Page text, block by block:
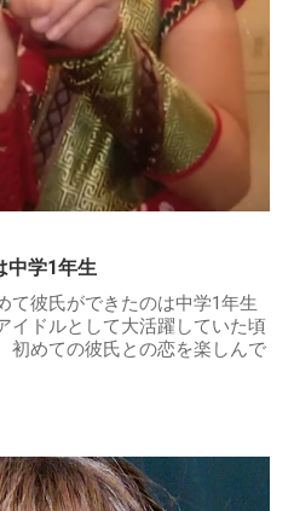
中学1年生
て彼氏ができたのは中学1年生
イドルとして大活躍していた頃
初めての彼氏との恋を楽しんで